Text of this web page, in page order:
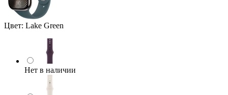
Цвет: Lake Green
Нет в наличии